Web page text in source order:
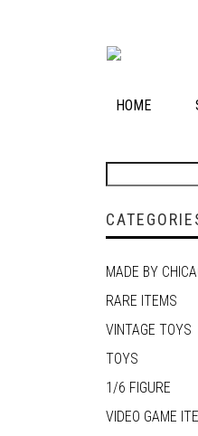
HOME
MADE BY
RARE ITEMS
VINTAGE TOYS
TOYS
1/6 FIGURE
VIDEO GAME